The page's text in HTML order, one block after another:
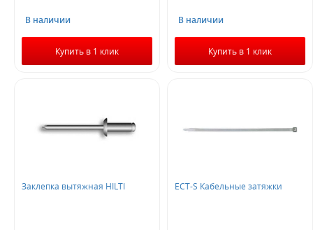
В наличии
Купить в 1 клик
В наличии
Купить в 1 клик
Заклепка вытяжная HILTI ECT-S Кабельные затяжки